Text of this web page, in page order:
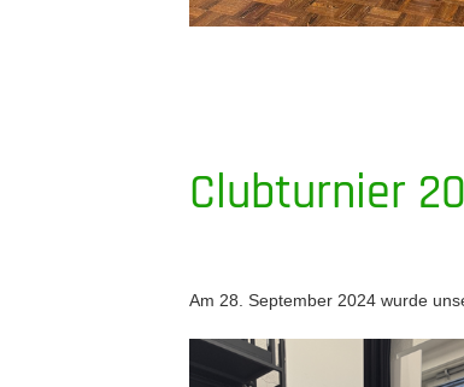
Clubturnier
Am 28. September 2024 wurde